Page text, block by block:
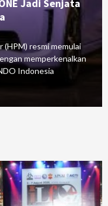
Jadi Senjata
resmi memulai
memperkenalkan
Indonesia